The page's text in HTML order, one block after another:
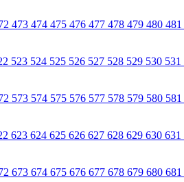
473 474 475 476 477 478 479 480 481
523 524 525 526 527 528 529 530 531
573 574 575 576 577 578 579 580 581
623 624 625 626 627 628 629 630 631
673 674 675 676 677 678 679 680 681